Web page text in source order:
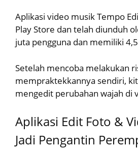
Aplikasi video musik Tempo
Play Store dan telah diunduh
juta pengguna dan memiliki
Setelah mencoba melakukan
mempraktekkannya sendiri,
mengedit perubahan wajah di
Aplikasi Edit Foto &
Jadi Pengantin